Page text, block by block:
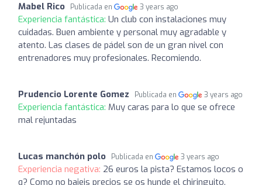
Mabel Rico Publicada en 3 years ago
Experiencia fantástica: Un club con instalaciones muy
cuidadas. Buen ambiente y personal muy agradable y
atento. Las clases de pádel son de un gran nivel con
entrenadores muy profesionales. Recomiendo.
Prudencio Lorente Gomez Publicada en 3 years ago
Experiencia fantástica: Muy caras para lo que se ofrece
mal rejuntadas
Lucas manchón polo Publicada en 3 years ago
Experiencia negativa: 26 euros la pista? Estamos locos o
q? Como no bajeis precios se os hunde el chiringuito.